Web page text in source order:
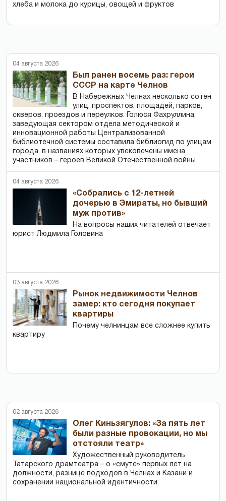
хлеба и молока до курицы, овощей и фруктов
04 августа 2026
Был ранен восемь раз: герои
СССР на карте Челнов
В Набережных Челнах несколько сотен
улиц, проспектов, площадей, парков,
скверов, проездов и переулков. Голюся Фахруллина,
заведующая сектором отдела методической и
инновационной работы Централизованной
библиотечной системы составила библиогид по улицам
города, в названиях которых увековечены имена
участников – героев Великой Отечественной войны
04 августа 2026
«Собрались с 12-летней
дочерью в Эмираты, но бывший
муж против»
На вопросы наших читателей отвечает
юрист Людмила Головина
03 августа 2026
Рынок недвижимости Челнов
замер: кто сегодня покупает
квартиры
Почему челнинцам все сложнее купить
квартиру
02 августа 2026
Олег Киньзягулов: «За пять лет
были разные провокации, но мы
отстояли театр»
Художественный руководитель
Татарского драмтеатра – о «смуте» первых лет на
должности, разнице подходов в Челнах и Казани и
сохранении национальной идентичности.